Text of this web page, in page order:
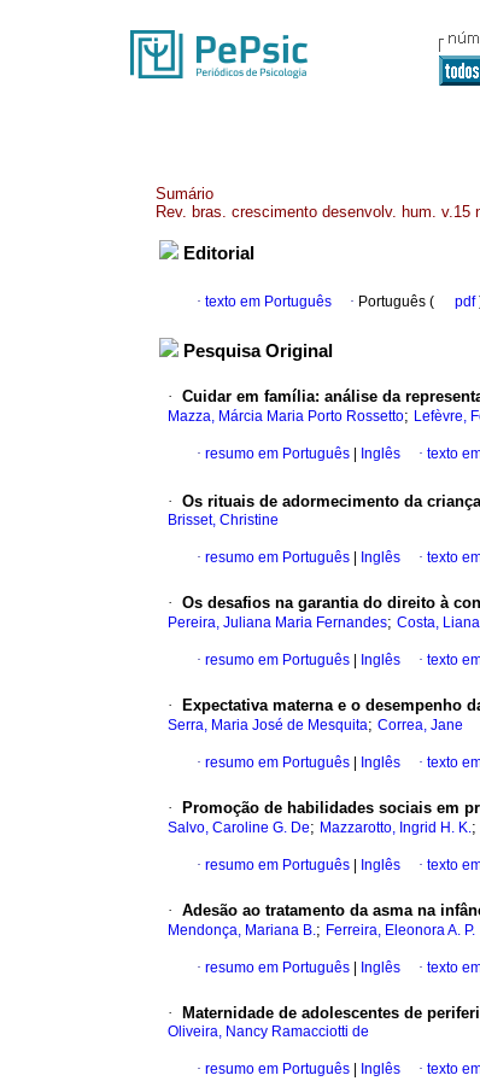
Sumário
Rev. bras. crescimento desenvolv. hum. v.15
Editorial
· texto em Português · Português ( pdf
Pesquisa Original
· Cuidar em família: análise da
Mazza, Márcia Maria Porto Rossetto; Lefèvre,
· resumo em Português Inglês · texto
· Os rituais de adormecimento da
Brisset, Christine
· resumo em Português Inglês · texto
· Os desafios na garantia do direito à
Pereira, Juliana Maria Fernandes; Costa,
· resumo em Português Inglês · texto
· Expectativa materna e o desempenho
Serra, Maria José de Mesquita; Correa, Jane
· resumo em Português Inglês · texto
· Promoção de habilidades sociais em
Salvo, Caroline G. De; Mazzarotto, Ingrid H. K.;
· resumo em Português Inglês · texto
· Adesão ao tratamento da asma na
Mendonça, Mariana B.; Ferreira, Eleonora A. P.
· resumo em Português Inglês · texto
· Maternidade de adolescentes de
Oliveira, Nancy Ramacciotti de
· resumo em Português Inglês · texto